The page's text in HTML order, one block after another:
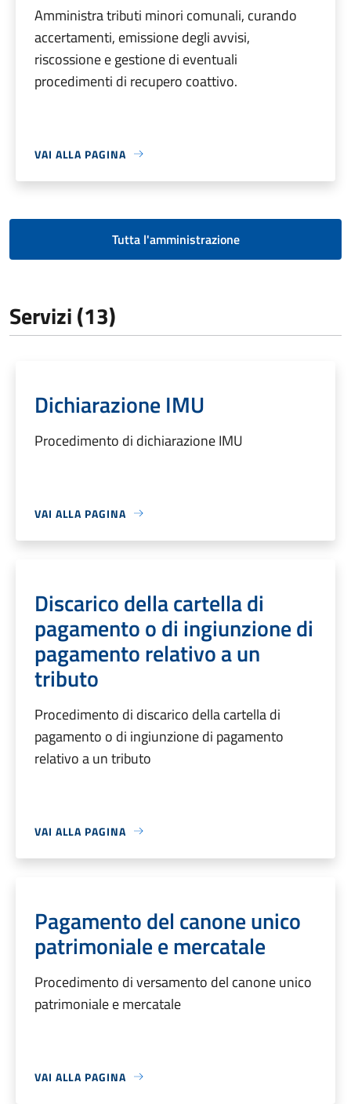
Amministra tributi minori comunali, curando
accertamenti, emissione degli avvisi,
riscossione e gestione di eventuali
procedimenti di recupero coattivo.
VAI ALLA PAGINA
Tutta l'amministrazione
Servizi (13)
Dichiarazione IMU
Procedimento di dichiarazione IMU
VAI ALLA PAGINA
Discarico della cartella di
pagamento o di ingiunzione di
pagamento relativo a un
tributo
Procedimento di discarico della cartella di
pagamento o di ingiunzione di pagamento
relativo a un tributo
VAI ALLA PAGINA
Pagamento del canone unico
patrimoniale e mercatale
Procedimento di versamento del canone unico
patrimoniale e mercatale
VAI ALLA PAGINA